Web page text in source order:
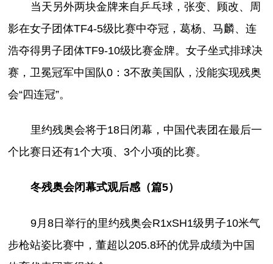
当天另外两块金牌来自乒乓球，张变、顾改、周
影在女子团体TF4-5级比赛中夺冠，葛杨、马麟、连
浩夺得男子团体TF9-10级比赛金牌。女子坐式排球决
赛，卫冕冠军中国队0：3不敌美国队，没能实现残奥
会“四连冠”。
里约残奥会将于18日闭幕，中国代表团在最后一
个比赛日还有1个大项、3个小项的比赛。
冬残奥会闭幕式观后感（篇5）
9月8日举行的里约残奥会R1xSH1级男子10米气
步枪站姿比赛中，董超以205.8环的优异成绩为中国